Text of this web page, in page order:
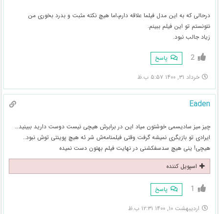
درحالی که به این مدل فیلما علاقه دارم،اما هیچ نکته مثبت و بدرد بخوری من
نتونستم تو این فیلم ببینم.
زیاد جالب نبود.
2 پاسخ
خرداد ۳۱, ۱۴۰۰ ۵:۵۷ ب.ظ
Eaden
چیز میز سادیسمی خوشتون میاد این در برابرش هیچی نیست دوست دارید ببینید…
ایرادی تو بازیگری نمیشه گرفت وقتی فیلمنامه‌ش شر ئه هیچ پوینتی توش نبود..
هیچی! ینی هیچ سدسفکشنی در نهایت فیلم بهتون دست نمیده
اسپویل کننده
1 پاسخ
اردیبهشت ۱۰, ۱۴۰۰ ۱۲:۳۱ ب.ظ